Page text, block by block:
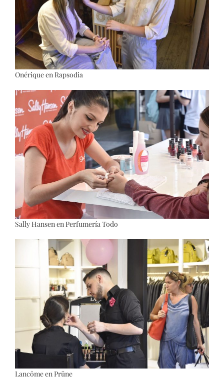
Onérique en Rapsodia
Sally Hansen en Perfumería Todo
Lancôme en Prüne